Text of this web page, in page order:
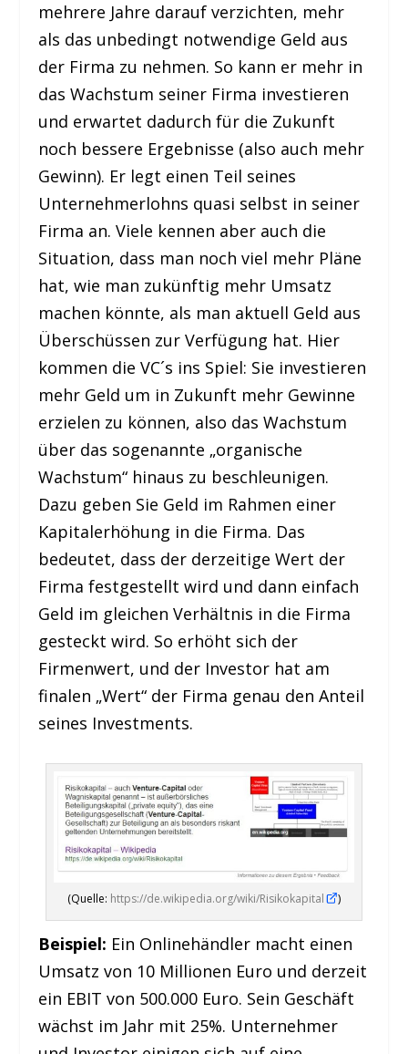
mehrere Jahre darauf verzichten, mehr
als das unbedingt notwendige Geld aus
der Firma zu nehmen. So kann er mehr in
das Wachstum seiner Firma investieren
und erwartet dadurch für die Zukunft
noch bessere Ergebnisse (also auch mehr
Gewinn). Er legt einen Teil seines
Unternehmerlohns quasi selbst in seiner
Firma an. Viele kennen aber auch die
Situation, dass man noch viel mehr Pläne
hat, wie man zukünftig mehr Umsatz
machen könnte, als man aktuell Geld aus
Überschüssen zur Verfügung hat. Hier
kommen die VC´s ins Spiel: Sie investieren
mehr Geld um in Zukunft mehr Gewinne
erzielen zu können, also das Wachstum
über das sogenannte „organische
Wachstum“ hinaus zu beschleunigen.
Dazu geben Sie Geld im Rahmen einer
Kapitalerhöhung in die Firma. Das
bedeutet, dass der derzeitige Wert der
Firma festgestellt wird und dann einfach
Geld im gleichen Verhältnis in die Firma
gesteckt wird. So erhöht sich der
Firmenwert, und der Investor hat am
finalen „Wert“ der Firma genau den Anteil
seines Investments.
(Quelle: https://de.wikipedia.org/wiki/Risikokapital )
Beispiel: Ein Onlinehändler macht einen
Umsatz von 10 Millionen Euro und derzeit
ein EBIT von 500.000 Euro. Sein Geschäft
wächst im Jahr mit 25%. Unternehmer